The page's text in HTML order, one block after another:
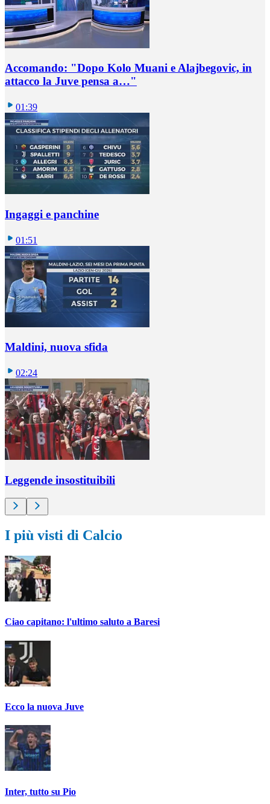
Accomando: "Dopo Kolo Muani e Alajbegovic, in
attacco la Juve pensa a…"
01:39
Ingaggi e panchine
01:51
Maldini, nuova sfida
02:24
Leggende insostituibili
I più visti di Calcio
Ciao capitano: l'ultimo saluto a Baresi
Ecco la nuova Juve
Inter, tutto su Pio